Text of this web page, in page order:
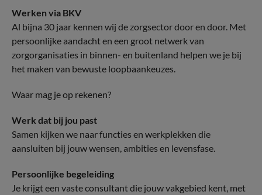
Werken via BKV
Al bijna 30 jaar kennen wij de zorgsector door en door. Met
persoonlijke aandacht en een groot netwerk van
zorgorganisaties in binnen- en buitenland helpen we je bij
het maken van bewuste loopbaankeuzes.
Waar mag je op rekenen?
Werk dat bij jou past
Samen kijken we naar functies en werkplekken die
aansluiten bij jouw wensen, ambities en levensfase.
Persoonlijke begeleiding
Je krijgt een vaste consultant die jouw vakgebied kent, met